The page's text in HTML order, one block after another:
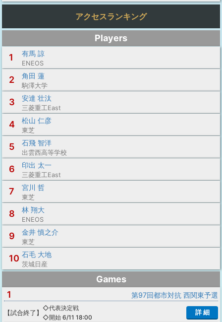
アクセスランキング
Players
1
有馬 諒
ENEOS
2 角田 蓮
駒澤大学
3 安達 壮汰
三菱重工East
4 松山 仁彦
東芝
5 石飛 智洋
出雲西高等学校
6 印出 太一
三菱重工East
7 宮川 哲
東芝
8 林 翔大
ENEOS
9 金井 慎之介
東芝
10 石毛 大地
茨城日産
Games
1
第97回都市対抗 西関東予選
【試合終了 】
◇代表決定戦
◇開始 6/11 18:00
詳 細